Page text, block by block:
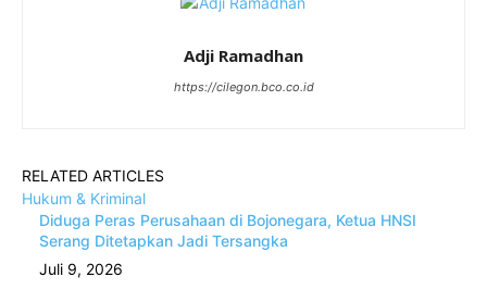
Adji Ramadhan
https://cilegon.bco.co.id
RELATED ARTICLES
Hukum & Kriminal
Diduga Peras Perusahaan di Bojonegara, Ketua HNSI
Serang Ditetapkan Jadi Tersangka
Juli 9, 2026